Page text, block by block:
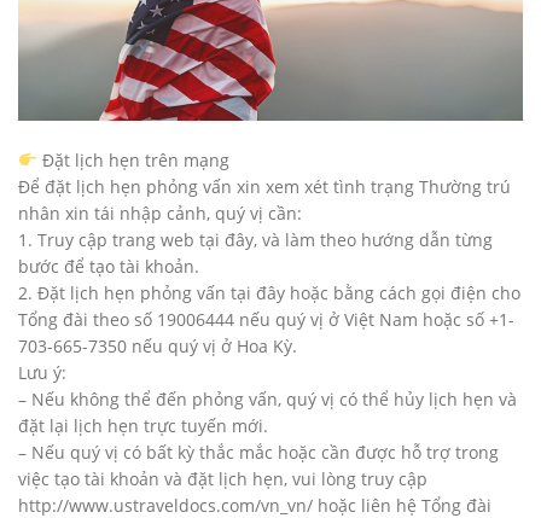
Đặt lịch hẹn trên mạng
Để đặt lịch hẹn phỏng vấn xin xem xét tình trạng Thường trú
nhân xin tái nhập cảnh, quý vị cần:
1. Truy cập trang web tại đây, và làm theo hướng dẫn từng
bước để tạo tài khoản.
2. Đặt lịch hẹn phỏng vấn tại đây hoặc bằng cách gọi điện cho
Tổng đài theo số 19006444 nếu quý vị ở Việt Nam hoặc số +1-
703-665-7350 nếu quý vị ở Hoa Kỳ.
Lưu ý:
– Nếu không thể đến phỏng vấn, quý vị có thể hủy lịch hẹn và
đặt lại lịch hẹn trực tuyến mới.
– Nếu quý vị có bất kỳ thắc mắc hoặc cần được hỗ trợ trong
việc tạo tài khoản và đặt lịch hẹn, vui lòng truy cập
http://www.ustraveldocs.com/vn_vn/ hoặc liên hệ Tổng đài